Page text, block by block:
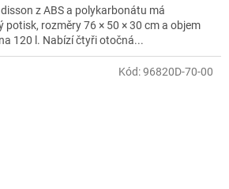
z ABS a polykarbonátu má
potisk, rozměry 76 × 50 × 30 cm a objem
120 l. Nabízí čtyři otočná...
Kód:96820D-70-00